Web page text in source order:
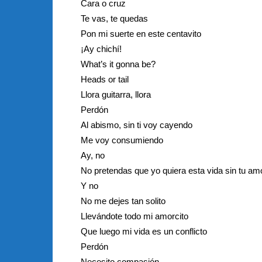
Cara o cruz
Te vas, te quedas
Pon mi suerte en este centavito
¡Ay chichí!
What’s it gonna be?
Heads or tail
Llora guitarra, llora
Perdón
Al abismo, sin ti voy cayendo
Me voy consumiendo
Ay, no
No pretendas que yo quiera esta vida sin tu
Y no
No me dejes tan solito
Llevándote todo mi amorcito
Que luego mi vida es un conflicto
Perdón